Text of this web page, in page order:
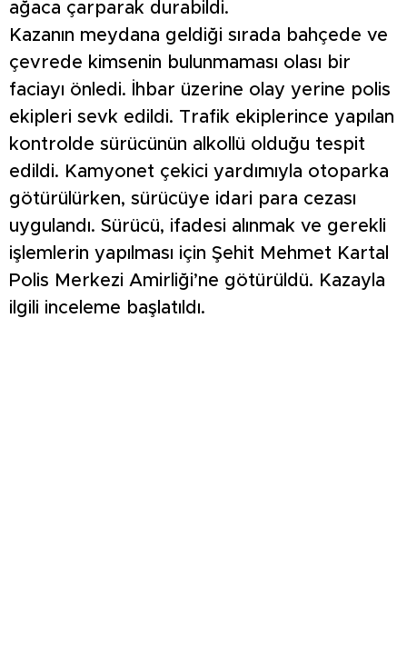
ağaca çarparak durabildi.
Kazanın meydana geldiği sırada bahçede ve
çevrede kimsenin bulunmaması olası bir
faciayı önledi. İhbar üzerine olay yerine polis
ekipleri sevk edildi. Trafik ekiplerince yapılan
kontrolde sürücünün alkollü olduğu tespit
edildi. Kamyonet çekici yardımıyla otoparka
götürülürken, sürücüye idari para cezası
uygulandı. Sürücü, ifadesi alınmak ve gerekli
işlemlerin yapılması için Şehit Mehmet Kartal
Polis Merkezi Amirliği’ne götürüldü. Kazayla
ilgili inceleme başlatıldı.